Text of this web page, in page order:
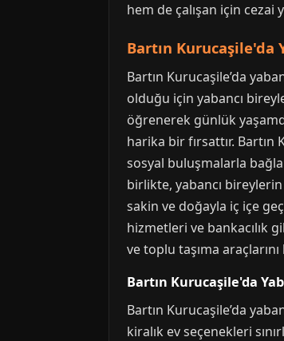
hem de çalışan için cezai
Bartın Kurucaşile'da
Bartın Kurucaşile’da
olduğu için yabancı
öğrenerek günlük
harika bir fırsattır.
sosyal buluşmalarla
birlikte, yabancı
sakin ve doğayla iç içe
hizmetleri ve bankacılık
ve toplu taşıma
Bartın Kurucaşile'da
Bartın Kurucaşile’da
kiralık ev seçenekleri